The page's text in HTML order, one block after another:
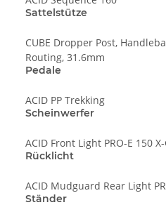
Sattelstütze
CUBE Dropper Post,
Routing, 31.6mm
Pedale
ACID PP Trekking
Scheinwerfer
ACID Front Light PRO-E 150
Rücklicht
ACID Mudguard Rear Light
Ständer